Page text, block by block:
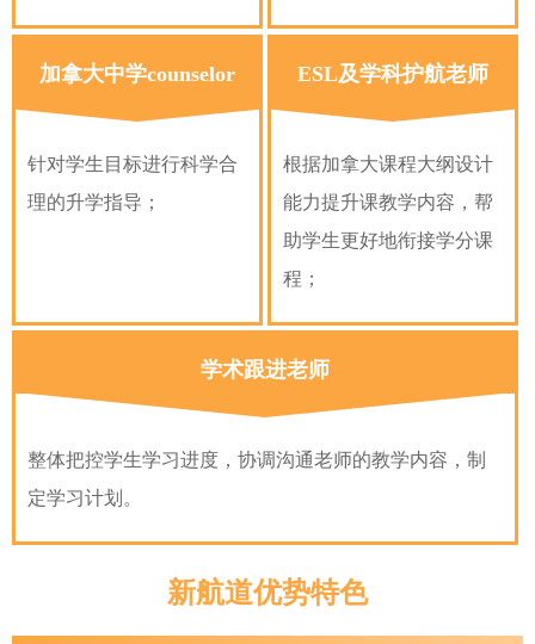
加拿大中学counselor
针对学生目标进行科学合
理的升学指导；
ESL及学科护航老师
根据加拿大课程大纲设计
能力提升课教学内容，帮
助学生更好地衔接学分课
程；
学术跟进老师
整体把控学生学习进度，协调沟通老师的教学内容，制
定学习计划。
新航道优势特色